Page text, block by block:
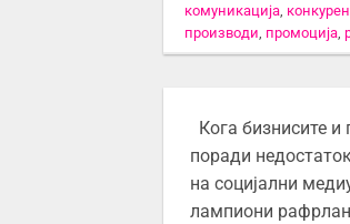
комуникација
производи промоција ,
Кога бизнисите
поради
на социјални
лампиони